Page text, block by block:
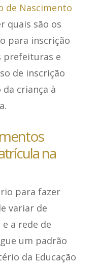
de Nascimento
quais são os
para inscrição
prefeituras e
de inscrição
da criança à
na
para fazer
variar de
a rede de
um padrão
da Educação